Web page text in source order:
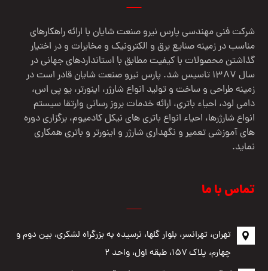
شرکت فنی مهندسي پارس نيرو صنعت شایان با ارائه راهکارهای
مناسب در زمینه صنایع برق و الکترونیک و مخابرات و در اختیار
گذاشتن محصولات با کیفیت مطابق با استانداردهای جهانی در
سال 1387 تاسیس شد. پارس نیرو صنعت شایان قادر است در
زمینه طراحی و ساخت و تولید انواع شارژر، اینورتر، یو پی اس،
دامی لود، احیاء باتری، ارائه خدمات بروز رسانی وارتقا سیستم
انواع شارژرها، احیاء انواع باتری های نیکل کادمیوم، برگزاری دوره
های آموزشی تعمیر و نگهداری شارژر و اینورتر و باتری همکاری
نماید.
تماس با ما
تهران، تهرانسر، بلوار گلها، نرسیده به بزرگراه لشکری، بین دوم و
چهارم، پلاک ۱۵۷، طبقه اول، واحد ۲